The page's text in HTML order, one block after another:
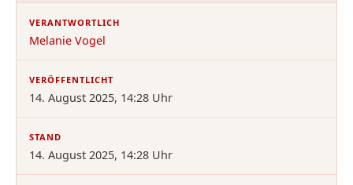
VERANTWORTLICH
Melanie Vogel
VERÖFFENTLICHT
14. August 2025, 14:28 Uhr
STAND
14. August 2025, 14:28 Uhr